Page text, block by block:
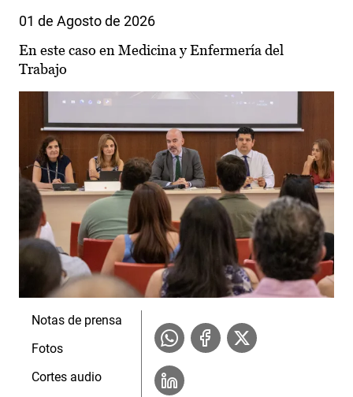
01 de Agosto de 2026
En este caso en Medicina y Enfermería del
Trabajo
Notas de prensa
Fotos
Cortes audio